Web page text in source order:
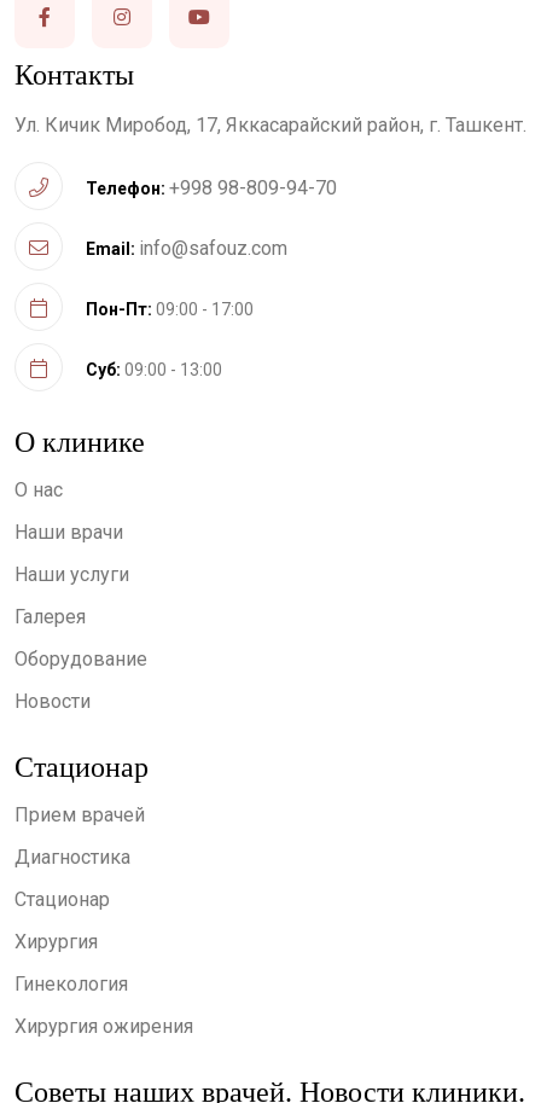
Контакты
Ул. Кичик Миробод, 17, Яккасарайский район, г. Ташкент.
Телефон: +998 98-809-94-70
Email: info@safouz.com
Пон-Пт: 09:00 - 17:00
Суб: 09:00 - 13:00
О клинике
О нас
Наши врачи
Наши услуги
Галерея
Оборудование
Новости
Стационар
Прием врачей
Диагностика
Стационар
Хирургия
Гинекология
Хирургия ожирения
Советы наших врачей. Новости клиники.